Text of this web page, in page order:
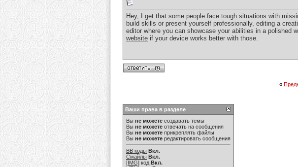
Hey, I get that some people face tough situations with
build skills or present yourself professionally, editing a
editor where you can showcase your abilities in a
website if your device works better with those.
«
Ваши права в разделе
Вы не можете создавать темы
Вы не можете отвечать на сообщения
Вы не можете прикреплять файлы
Вы не можете редактировать сообщения
BB коды Вкл.
Смайлы Вкл.
[IMG] код Вкл.